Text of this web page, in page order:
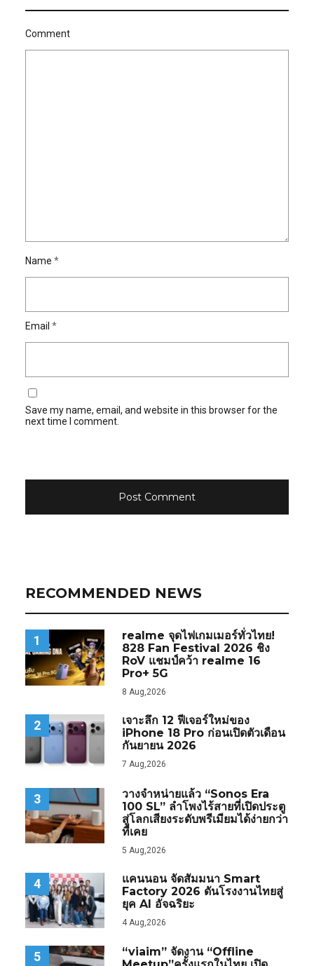
Comment
Name *
Email *
Save my name, email, and website in this browser for the
next time I comment.
RECOMMENDED NEWS
1
realme จุดไฟเกมเมอร์ทั่วไทย!
828 Fan Festival 2026 ชิง
RoV แชมป์คว้า realme 16
Pro+ 5G
8 Aug,2026
2
เจาะลึก 12 ฟีเจอร์ใหม่ของ
iPhone 18 Pro ก่อนเปิดตัวเดือน
กันยายน 2026
7 Aug,2026
3
วางจำหน่ายแล้ว “Sonos Era
100 SL” ลำโพงไร้สายที่เปิดประตู
สู่โลกเสียงระดับพรีเมียมได้ง่ายกว่า
ที่เคย
5 Aug,2026
4
แคนนอน จัดสัมมนา Smart
Factory 2026 ดันโรงงานไทยสู่
ยุค AI อัจฉริยะ
4 Aug,2026
5
“viaim” จัดงาน “Offline